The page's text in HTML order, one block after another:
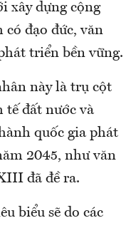
xây dựng cộng
đạo đức, văn
triển bền vững.
này là trụ cột
đất nước và
quốc gia phát
2045, như văn
đã đề ra.
biểu sẽ do các